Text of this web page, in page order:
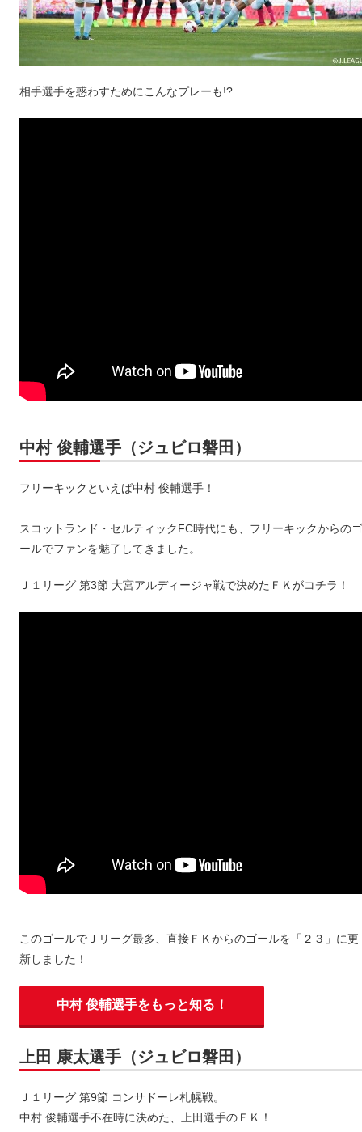
相手選手を惑わすためにこんなプレーも!?
中村 俊輔選手（ジュビロ磐田）
フリーキックといえば中村 俊輔選手！
スコットランド・セルティックFC時代にも、フリーキックからのゴ
ールでファンを魅了してきました。
Ｊ１リーグ 第3節 大宮アルディージャ戦で決めたＦＫがコチラ！
このゴールでＪリーグ最多、直接ＦＫからのゴールを「２３」に更
新しました！
中村 俊輔選手をもっと知る！
上田 康太選手（ジュビロ磐田）
Ｊ１リーグ 第9節 コンサドーレ札幌戦。
中村 俊輔選手不在時に決めた、上田選手のＦＫ！